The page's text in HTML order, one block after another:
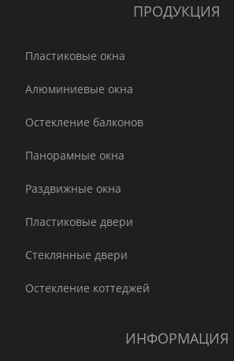
ПРОДУКЦИЯ
Пластиковые окна
Алюминиевые окна
Остекление балконов
Панорамные окна
Раздвижные окна
Пластиковые двери
Стеклянные двери
Остекление коттеджей
ИНФОРМАЦИЯ